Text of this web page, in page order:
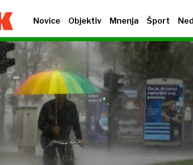
Novice Objektiv Mnenja Šport